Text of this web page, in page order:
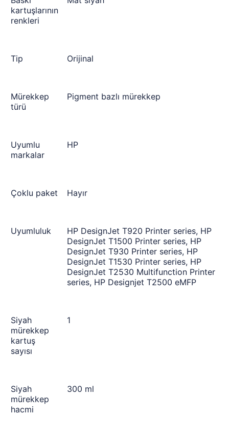
kartuşlarının
renkleri
Tip Orijinal
Mürekkep
türü
Pigment bazlı mürekkep
Uyumlu
markalar
HP
Çoklu paket Hayır
Uyumluluk
HP DesignJet T920 Printer series, HP
DesignJet T1500 Printer series, HP
DesignJet T930 Printer series, HP
DesignJet T1530 Printer series, HP
DesignJet T2530 Multifunction Printer
series, HP Designjet T2500 eMFP
Siyah
mürekkep
kartuş
sayısı
1
Siyah
mürekkep
hacmi
300 ml